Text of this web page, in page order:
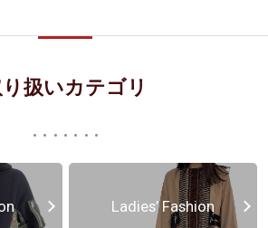
扱いカテゴリ
Ladies’ Fashion